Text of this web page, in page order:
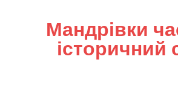
Мандрівки
історичний